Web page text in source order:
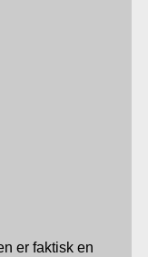
er faktisk en